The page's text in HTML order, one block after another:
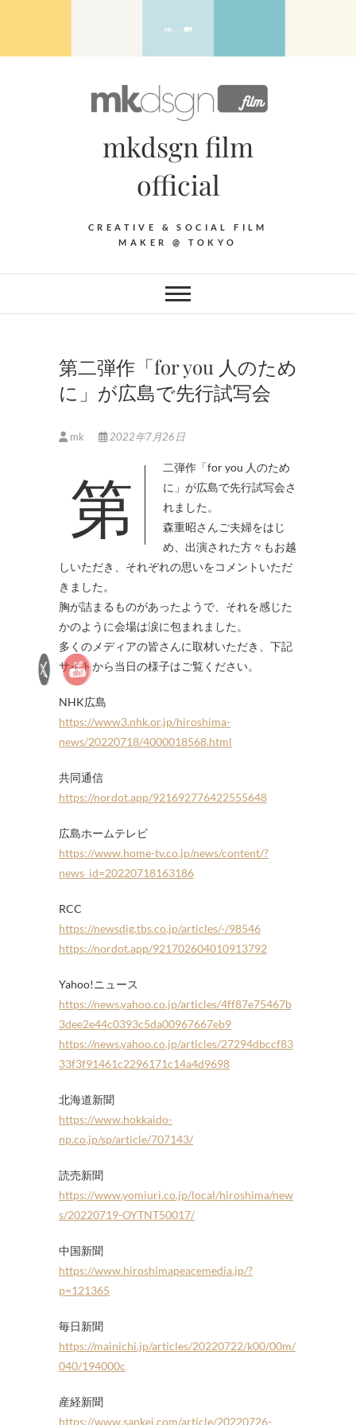
mkdsgn film
official
CREATIVE & SOCIAL FILM
MAKER @ TOKYO
第二弾作「for you 人のため
に」が広島で先行試写会
mk 2022年7月26日
第二弾作「for you 人のため
に」が広島で先行試写会さ
れました。
森重昭さんご夫婦をはじ
め、出演された方々もお越
しいただき、それぞれの思いをコメントいただ
きました。
胸が詰まるものがあったようで、それを感じた
かのように会場は涙に包まれました。
多くのメディアの皆さんに取材いただき、下記
サイトから当日の様子はご覧ください。
NHK広島
https://www3.nhk.or.jp/hiroshima-
news/20220718/4000018568.html
共同通信
https://nordot.app/921692776422555648
広島ホームテレビ
https://www.home-tv.co.jp/news/content/?
news_id=20220718163186
RCC
https://newsdig.tbs.co.jp/articles/-/98546
https://nordot.app/921702604010913792
Yahoo!ニュース
https://news.yahoo.co.jp/articles/4ff87e75467b
3dee2e44c0393c5da00967667eb9
https://news.yahoo.co.jp/articles/27294dbccf83
33f3f91461c2296171c14a4d9698
北海道新聞
https://www.hokkaido-
np.co.jp/sp/article/707143/
読売新聞
https://www.yomiuri.co.jp/local/hiroshima/new
s/20220719-OYTNT50017/
中国新聞
https://www.hiroshimapeacemedia.jp/?
p=121365
毎日新聞
https://mainichi.jp/articles/20220722/k00/00m/
040/194000c
産経新聞
https://www.sankei.com/article/20220726-